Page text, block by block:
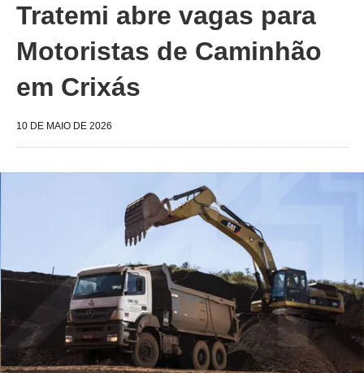
Tratemi abre vagas para
Motoristas de Caminhão
em Crixás
10 DE MAIO DE 2026